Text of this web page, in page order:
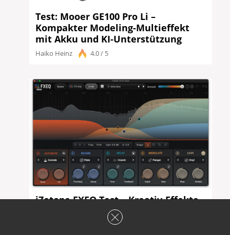
Test: Mooer GE100 Pro Li –
Kompakter Modeling-Multieffekt
mit Akku und KI-Unterstützung
Haiko Heinz 4.0 / 5
iZotope FXEQ Test – Kreativ-Effekte
mit EQ-Workflow
4.0 / 5